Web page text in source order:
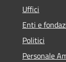
Uffici
Enti e
Politici
Personale